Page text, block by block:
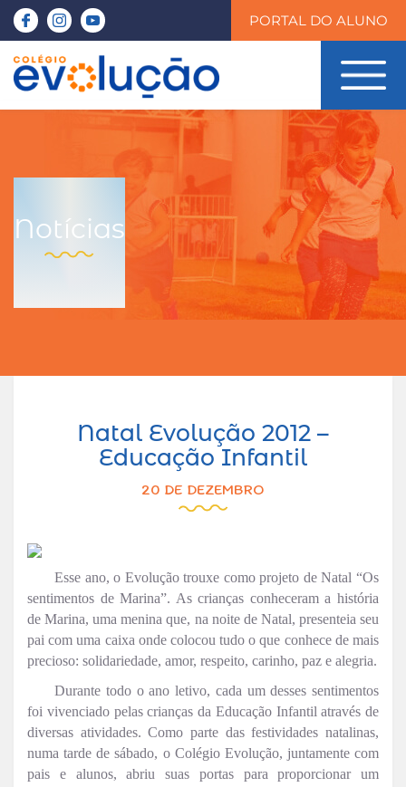
PORTAL DO ALUNO
Notícias
Natal Evolução 2012 –
Educação Infantil
20 DE DEZEMBRO
Esse ano, o Evolução trouxe como projeto de Natal “Os
sentimentos de Marina”. As crianças conheceram a história
de Marina, uma menina que, na noite de Natal, presenteia seu
pai com uma caixa onde colocou tudo o que conhece de mais
precioso: solidariedade, amor, respeito, carinho, paz e alegria.
Durante todo o ano letivo, cada um desses sentimentos
foi vivenciado pelas crianças da Educação Infantil através de
diversas atividades. Como parte das festividades natalinas,
numa tarde de sábado, o Colégio Evolução, juntamente com
pais e alunos, abriu suas portas para proporcionar um